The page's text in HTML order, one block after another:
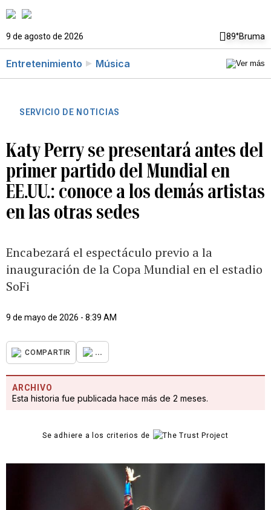
9 de agosto de 2026 89°Bruma
Entretenimiento Música
SERVICIO DE NOTICIAS
Katy Perry se presentará antes del
primer partido del Mundial en
EE.UU.: conoce a los demás artistas
en las otras sedes
Encabezará el espectáculo previo a la
inauguración de la Copa Mundial en el estadio
SoFi
9 de mayo de 2026 - 8:39 AM
COMPARTIR ...
ARCHIVO
Esta historia fue publicada hace más de 2 meses.
Se adhiere a los criterios de